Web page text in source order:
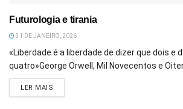
Futurologia e tirania
31 DE JANEIRO, 2026
«Liberdade é a liberdade de dizer que dois e
quatro»George Orwell, Mil Novecentos e
LER MAIS